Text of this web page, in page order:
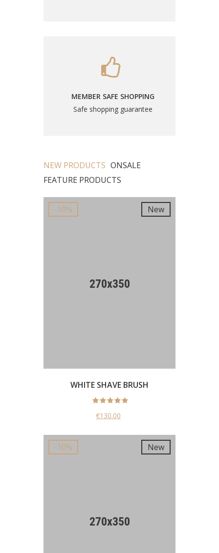
MEMBER SAFE SHOPPING
Safe shopping guarantee
NEW PRODUCTS ONSALE
FEATURE PRODUCTS
-10% New
WHITE SHAVE BRUSH
€130.00
-10% New